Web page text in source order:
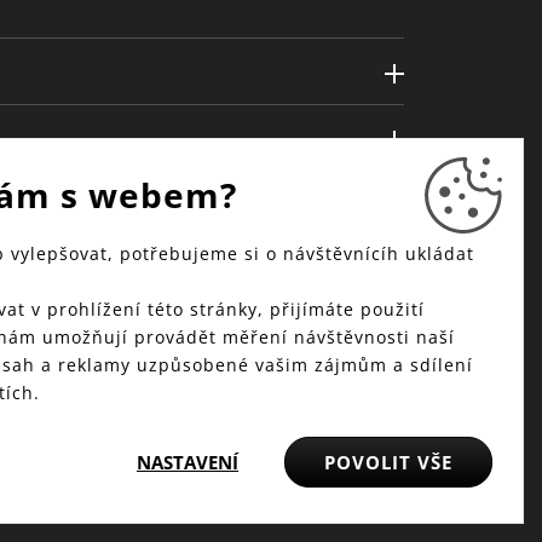
© 2025 WMF - Všechna práva vyhrazena
s webem?
vylepšovat, potřebujeme si o návštěvnícíh ukládat
v prohlížení této stránky, přijímáte použití
umožňují provádět měření návštěvnosti naší
a reklamy uzpůsobené vašim zájmům a sdílení
NASTAVENÍ POVOLIT VŠE